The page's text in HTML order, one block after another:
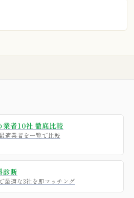
業者10社 徹底比較
適業者を一覧で比較
診断
最適な3社を即マッチング